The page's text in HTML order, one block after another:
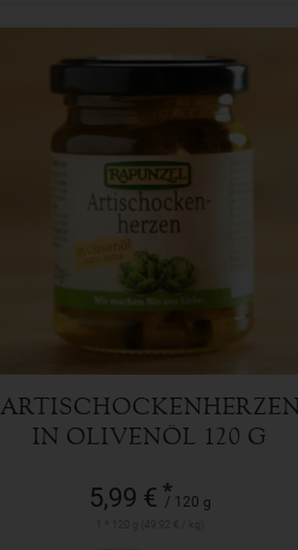
ARTISCHOCKENHERZEN
IN OLIVENÖL 120 G
5,99 € *
/ 120 g
120 g
5,99